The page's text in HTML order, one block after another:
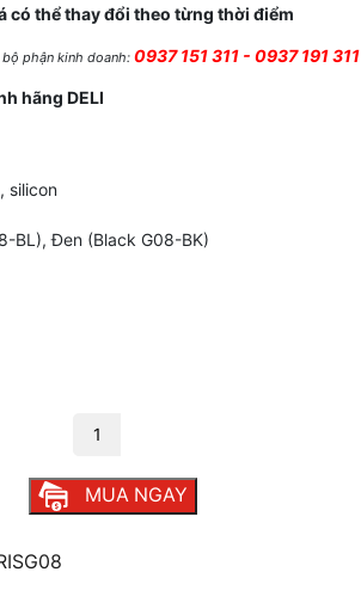
có thể thay đổi theo từng thời điểm
phận kinh doanh: 0937 151 311 - 0937 191 311
hãng DELI
silicon
BL), Đen (Black G08-BK)
MUA NGAY